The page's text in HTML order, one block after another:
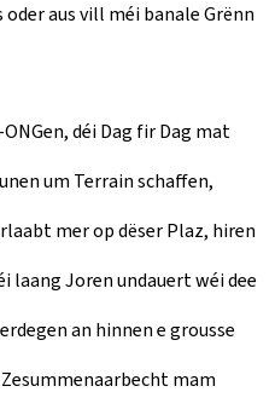
aus vill méi banale Grënn
déi Dag fir Dag mat
um Terrain schaffen,
mer op dëser Plaz, hiren
laang Joren undauert wéi dee
an hinnen e grousse
mam